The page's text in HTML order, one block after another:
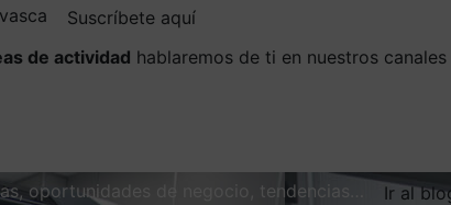
Suscríbete aquí
de actividad hablaremos de ti en nuestros
oportunidades de negocio, tendencias…
Ir al